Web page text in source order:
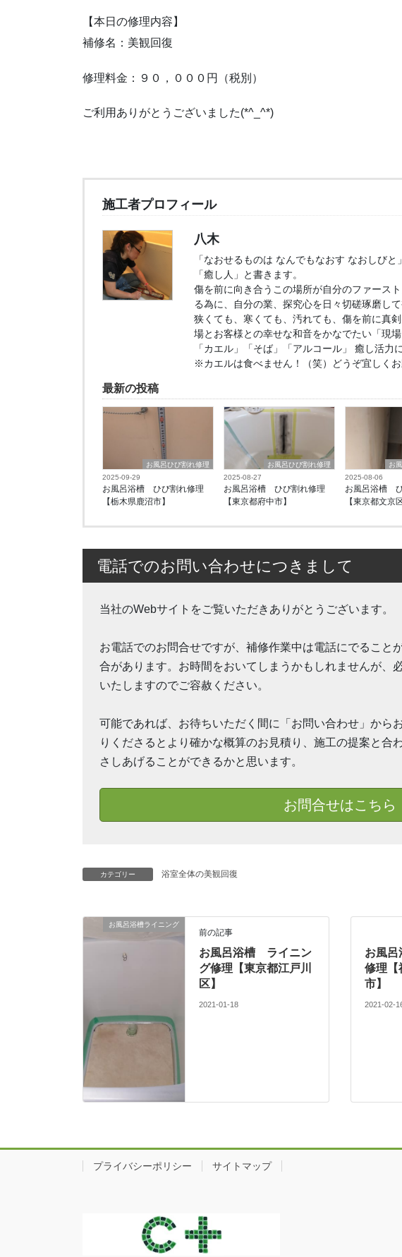
【本日の修理内容】
補修名：美観回復
修理料金：９０，０００円（税別）
ご利用ありがとうございました(*^_^*)
施工者プロフィール
八木
「なおせるものは なんでもなおす なおしび
「癒し人」と書きます。
傷を前に向き合うこの場所が自分のファース
る為に、自分の業、探究心を日々切磋琢磨し
狭くても、寒くても、汚れても、傷を前に真
場とお客様との幸せな和音をかなでたい「現場
「カエル」「そば」「アルコール」 癒し活力
※カエルは食べません！（笑）どうぞ宜しくお
最新の投稿
お風呂ひび割れ修理
2025-09-29
お風呂浴槽 ひび割れ修理
【栃木県鹿沼市】
お風呂ひび割れ修理
2025-08-27
お風呂浴槽 ひび割れ修理
【東京都府中市】
お
2025-08-06
お風呂浴槽
【東京都文京区
電話でのお問い合わせにつきまして
当社のWebサイトをご覧いただきありがとうございます。
お電話でのお問合せですが、補修作業中は電話にでること
合があります。お時間をおいてしまうかもしれませんが、
いたしますのでご容赦ください。
可能であれば、お待ちいただく間に「お問い合わせ」から
りくださるとより確かな概算のお見積り、施工の提案と合
さしあげることができるかと思います。
お問合せはこちら
カテゴリー 浴室全体の美観回復
お風呂浴槽ライニング
前の記事
お風呂浴槽 ライニン
グ修理【東京都江戸川
区】
2021-01-18
お風
修理【
市】
2021-02-
プライバシーポリシー サイトマップ